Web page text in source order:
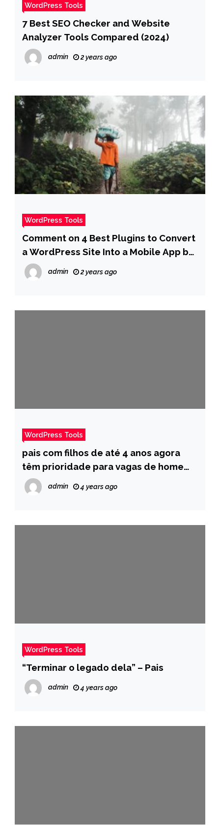
WordPress Tools
7 Best SEO Checker and Website
Analyzer Tools Compared (2024)
admin 2 years ago
WordPress Tools
Comment on 4 Best Plugins to Convert
a WordPress Site Into a Mobile App by
Dayo Olobayo
admin 2 years ago
WordPress Tools
pais com filhos de até 4 anos agora
têm prioridade para vagas de home
office – Pais
admin 4 years ago
WordPress Tools
“Terminar o legado dela” – Pais
admin 4 years ago